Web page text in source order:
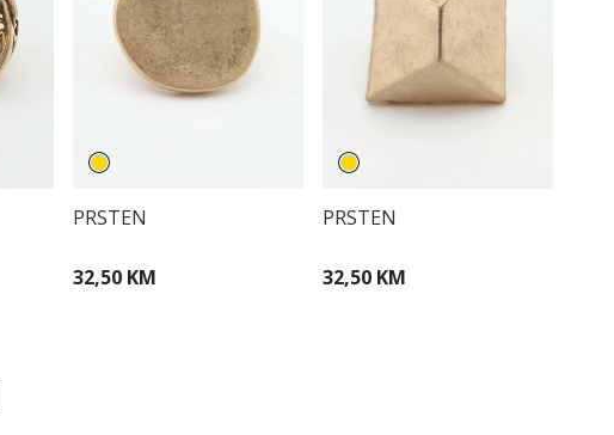
PRSTEN
32,50 KM
PRSTEN
32,50 KM